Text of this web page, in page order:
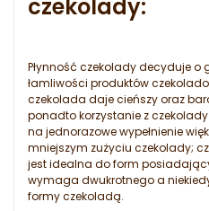
czekolady:
Płynność czekolady decyduje o
łamliwości produktów
czekolada daje cieńszy oraz
ponadto korzystanie z
na jednorazowe wypełnienie
mniejszym zużyciu czekolady;
jest idealna do form
wymaga dwukrotnego a
formy czekoladą.